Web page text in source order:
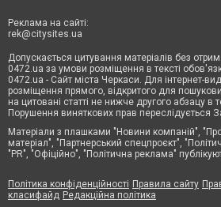
Реклама на сайті:
rek@citysites.ua
Допускається цитування матеріалів без
0472.ua за умови розміщення в тексті
0472.ua - Сайт міста Черкаси. Для інтернет-
розміщення прямого, відкритого для
на цитовані статті не нижче другого абзацу в
Порушення виняткових прав переслідується
Матеріали з плашками "Новини компаній",
матеріал", "Партнерський спецпроєкт",
"PR", "Офіційно", "Політична реклама"
Політика конфіденційності Правила сайту
класифайд Редакційна політика